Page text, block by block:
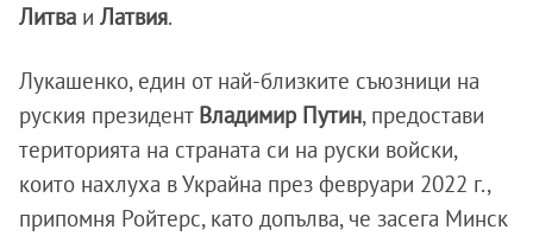
Литва и Латвия.
Лукашенко, един от най-близките съюзници на
руския президент Владимир Путин, предостави
територията на страната си на руски войски,
които нахлуха в Украйна през февруари 2022 г.,
припомня Ройтерс, като допълва, че засега Минск